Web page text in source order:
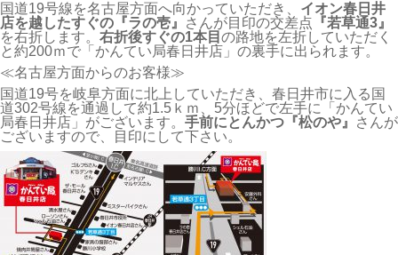
国道19号線を名古屋方面へ向かっていただき、 イオン春日井
店を越したすぐの『ラの壱』
さんが目印の交差点 『若草通3』
を右折します。 右折後すぐの1本目 の路地を左折していただく
と約200ｍで「かんてい局春日井店」の裏手に出られます。
≪名古屋方面からのお客様≫
国道19号を岐阜方面に北上していただき、春日井市に入る国
道302号線を通過して約1.5ｋｍ、5分ほどで左手に「かんてい
局春日井店」がございます。 手前にとんかつ『松のや』
さんが
ございますので、目印にして下さい。